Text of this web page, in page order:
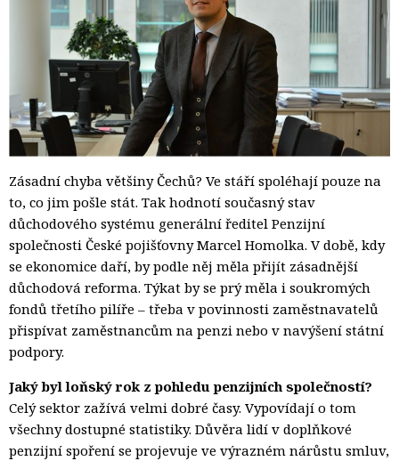
Zásadní chyba většiny Čechů? Ve stáří spoléhají pouze na
to, co jim pošle stát. Tak hodnotí současný stav
důchodového systému generální ředitel Penzijní
společnosti České pojišťovny Marcel Homolka. V době, kdy
se ekonomice daří, by podle něj měla přijít zásadnější
důchodová reforma. Týkat by se prý měla i soukromých
fondů třetího pilíře – třeba v povinnosti zaměstnavatelů
přispívat zaměstnancům na penzi nebo v navýšení státní
podpory.
Jaký byl loňský rok z pohledu penzijních společností?
Celý sektor zažívá velmi dobré časy. Vypovídají o tom
všechny dostupné statistiky. Důvěra lidí v doplňkové
penzijní spoření se projevuje ve výrazném nárůstu smluv,